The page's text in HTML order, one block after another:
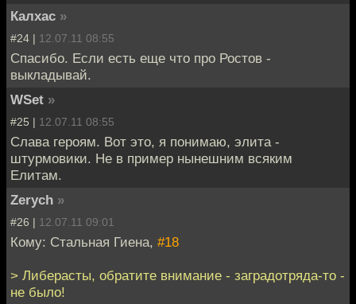
Калхас »
#24 | 12.07.11 08:55
Спасибо. Если есть еще что про Ростов -
выкладывай.
WSet »
#25 | 12.07.11 08:55
Слава героям. Вот это, я понимаю, элита -
штурмовики. Не в пример нынешним всяким
Елитам.
Zerych »
#26 | 12.07.11 09:01
Кому: Стальная Гиена, #18
> Либерасты, обратите внимание - заградотряда-то -
не было!